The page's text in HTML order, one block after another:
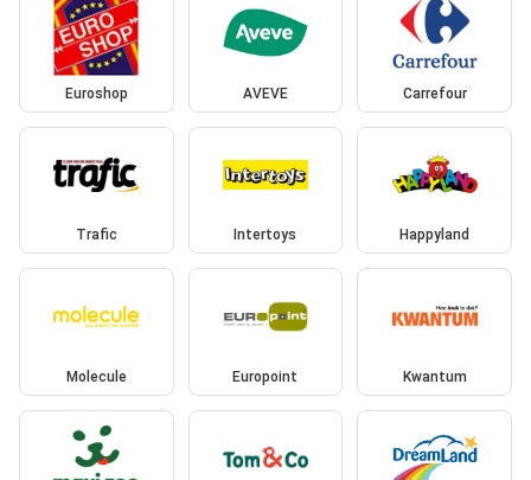
Euroshop AVEVE Carrefour
Trafic Intertoys Happyland
Molecule Europoint Kwantum